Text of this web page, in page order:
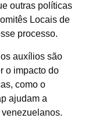
outras políticas
Locais de
processo.
auxílios são
o impacto do
como o
ajudam a